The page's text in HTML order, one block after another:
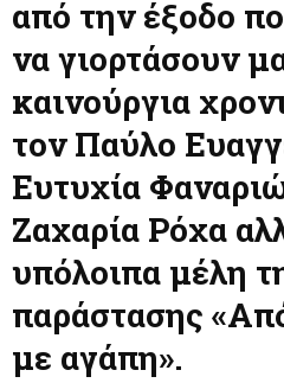
E
N
U
από την έξοδο
να γιορτάσουν
καινούργια
τον Παύλο
Ευτυχία
Ζαχαρία Ρόχα
υπόλοιπα μέλη
παράστασης
με αγάπη».